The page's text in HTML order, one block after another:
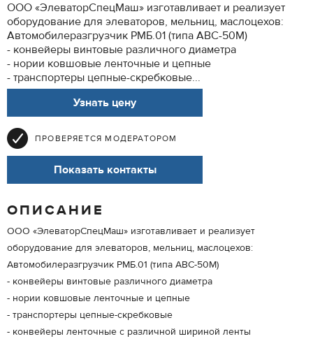
ООО «ЭлеваторСпецМаш» изготавливает и реализует
оборудование для элеваторов, мельниц, маслоцехов:
Автомобилеразгрузчик РМБ.01 (типа АВС-50М)
- конвейеры винтовые различного диаметра
- нории ковшовые ленточные и цепные
- транспортеры цепные-скребковые...
Узнать цену
ПРОВЕРЯЕТСЯ МОДЕРАТОРОМ
Показать контакты
ОПИСАНИЕ
ООО «ЭлеваторСпецМаш» изготавливает и реализует
оборудование для элеваторов, мельниц, маслоцехов:
Автомобилеразгрузчик РМБ.01 (типа АВС-50М)
- конвейеры винтовые различного диаметра
- нории ковшовые ленточные и цепные
- транспортеры цепные-скребковые
- конвейеры ленточные с различной шириной ленты